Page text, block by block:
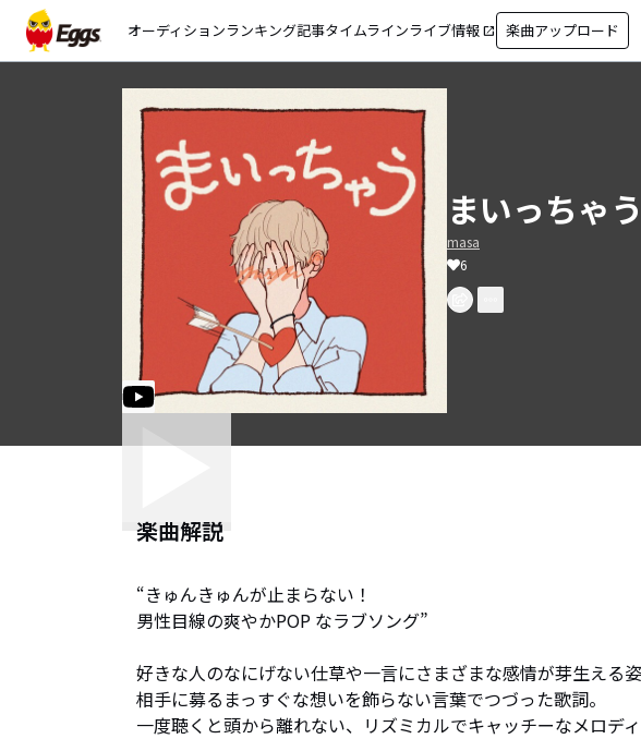
オーディションランキング記事タイムラインライブ情報 open_in_new 楽曲アップロード
まいっちゃう
masa
6
楽曲解説
“きゅんきゅんが止まらない！
男性目線の爽やかPOP なラブソング”
好きな人のなにげない仕草や一言にさまざまな感情が芽生える姿
相手に募るまっすぐな想いを飾らない言葉でつづった歌詞。
一度聴くと頭から離れない、リズミカルでキャッチーなメロディ